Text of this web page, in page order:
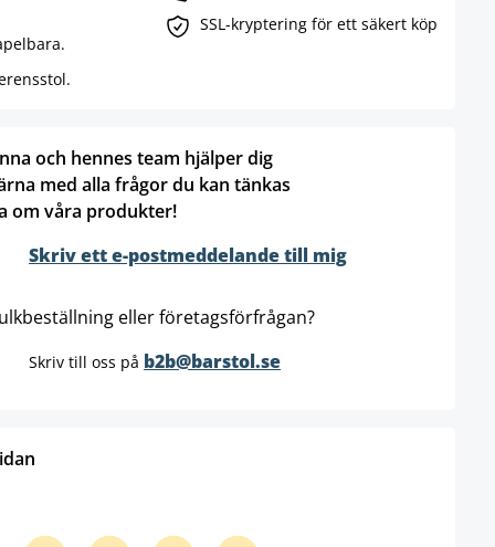
SSL-kryptering för ett säkert köp
och hennes team hjälper dig
med alla frågor du kan tänkas
om våra produkter!
Skriv ett e-postmeddelande till mig
eller företagsförfrågan?
Skriv till oss på b2b@barstol.se